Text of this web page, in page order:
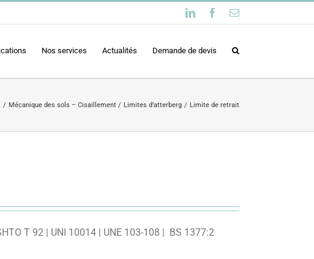
LinkedInFacebook
Email
Nos services Actualités Demande de devis
Mécanique des sols – Cisaillement Limites d’atterberg Limite de retrait
T 92 | UNI 10014 | UNE 103-108 | BS 1377:2